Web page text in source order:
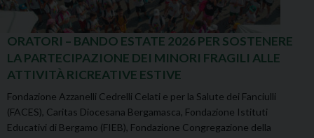
ORATORI – BANDO ESTATE 2026 PER SOSTENERE
LA PARTECIPAZIONE DEI MINORI FRAGILI ALLE
ATTIVITÀ RICREATIVE ESTIVE
Fondazione Azzanelli Cedrelli Celati e per la Salute dei Fanciulli
(FACES), Caritas Diocesana Bergamasca, Fondazione Istituti
Educativi di Bergamo (FIEB), Fondazione Congregazione della